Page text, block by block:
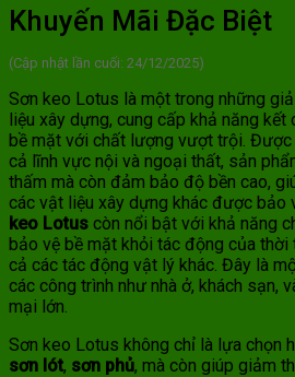
Khuyến Mãi Đặc Biệt
(Cập nhật lần cuối: 24/12/2025)
Sơn keo Lotus là một trong những
liệu xây dựng, cung cấp khả năng kết
bề mặt với chất lượng vượt trội.
cả lĩnh vực nội và ngoại thất, sản
thấm mà còn đảm bảo độ bền cao,
các vật liệu xây dựng khác được bảo
keo Lotus còn nổi bật với khả năng
bảo vệ bề mặt khỏi tác động của thời
cả các tác động vật lý khác. Đây là
các công trình như nhà ở, khách sạn,
mại lớn.
Sơn keo Lotus không chỉ là lựa chọn
sơn lót, sơn phủ, mà còn giúp giảm